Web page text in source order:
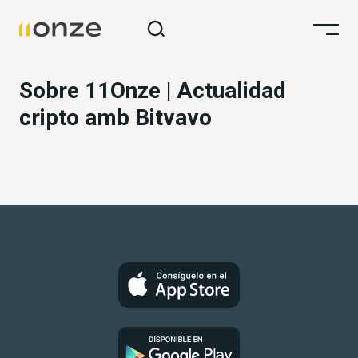
Sobre 11Onze | Actualidad
cripto amb Bitvavo